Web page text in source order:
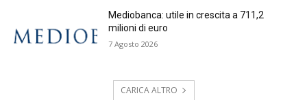
Mediobanca: utile in crescita a 711,2
milioni di euro
7 Agosto 2026
CARICA ALTRO